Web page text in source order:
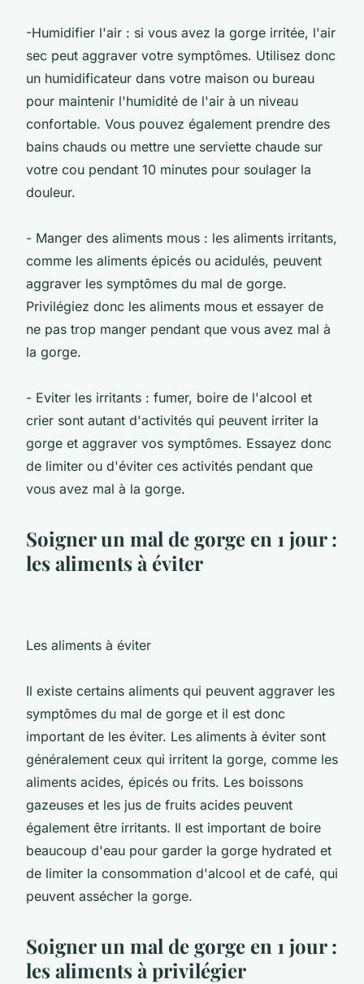
-Humidifier l'air : si vous avez la gorge irritée, l'air
sec peut aggraver votre symptômes. Utilisez donc
un humidificateur dans votre maison ou bureau
pour maintenir l'humidité de l'air à un niveau
confortable. Vous pouvez également prendre des
bains chauds ou mettre une serviette chaude sur
votre cou pendant 10 minutes pour soulager la
douleur.
- Manger des aliments mous : les aliments irritants,
comme les aliments épicés ou acidulés, peuvent
aggraver les symptômes du mal de gorge.
Privilégiez donc les aliments mous et essayer de
ne pas trop manger pendant que vous avez mal à
la gorge.
- Eviter les irritants : fumer, boire de l'alcool et
crier sont autant d'activités qui peuvent irriter la
gorge et aggraver vos symptômes. Essayez donc
de limiter ou d'éviter ces activités pendant que
vous avez mal à la gorge.
Soigner un mal de gorge en 1 jour :
les aliments à éviter
Les aliments à éviter
Il existe certains aliments qui peuvent aggraver les
symptômes du mal de gorge et il est donc
important de les éviter. Les aliments à éviter sont
généralement ceux qui irritent la gorge, comme les
aliments acides, épicés ou frits. Les boissons
gazeuses et les jus de fruits acides peuvent
également être irritants. Il est important de boire
beaucoup d'eau pour garder la gorge hydrated et
de limiter la consommation d'alcool et de café, qui
peuvent assécher la gorge.
Soigner un mal de gorge en 1 jour :
les aliments à privilégier